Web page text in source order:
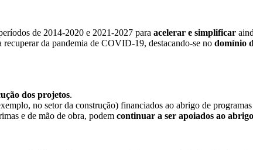
de 2014-2020 e 2021-2027 para acelerar e simplificar
recuperar da pandemia de COVID-19, destacando-se no domínio
dos projetos.
no setor da construção) financiados ao abrigo de
e de mão de obra, podem continuar a ser apoiados ao